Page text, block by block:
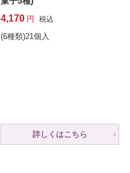
4,170 税込
(6種類)21個入
詳しくはこちら